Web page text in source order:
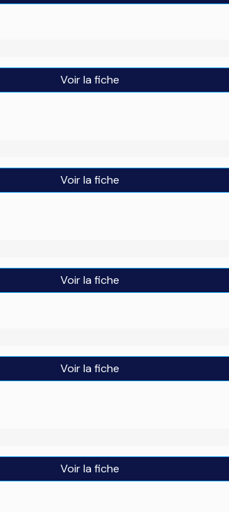
Voir la fiche
Voir la fiche
Voir la fiche
Voir la fiche
Voir la fiche